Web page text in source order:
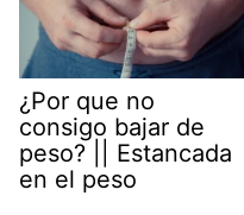
¿Por que no
consigo bajar de
peso? || Estancada
en el peso